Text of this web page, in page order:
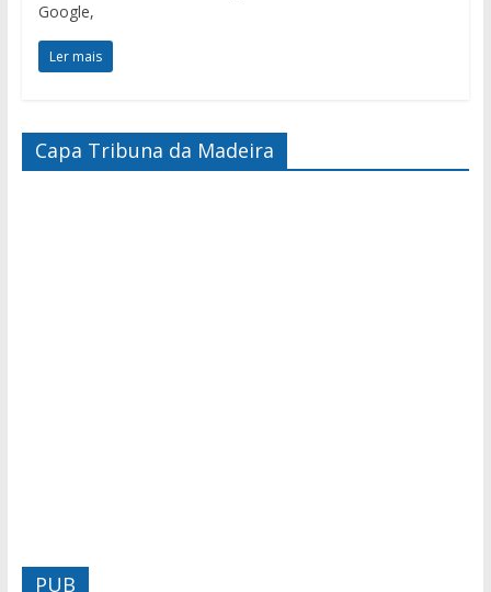
Google,
Ler mais
Capa Tribuna da Madeira
PUB